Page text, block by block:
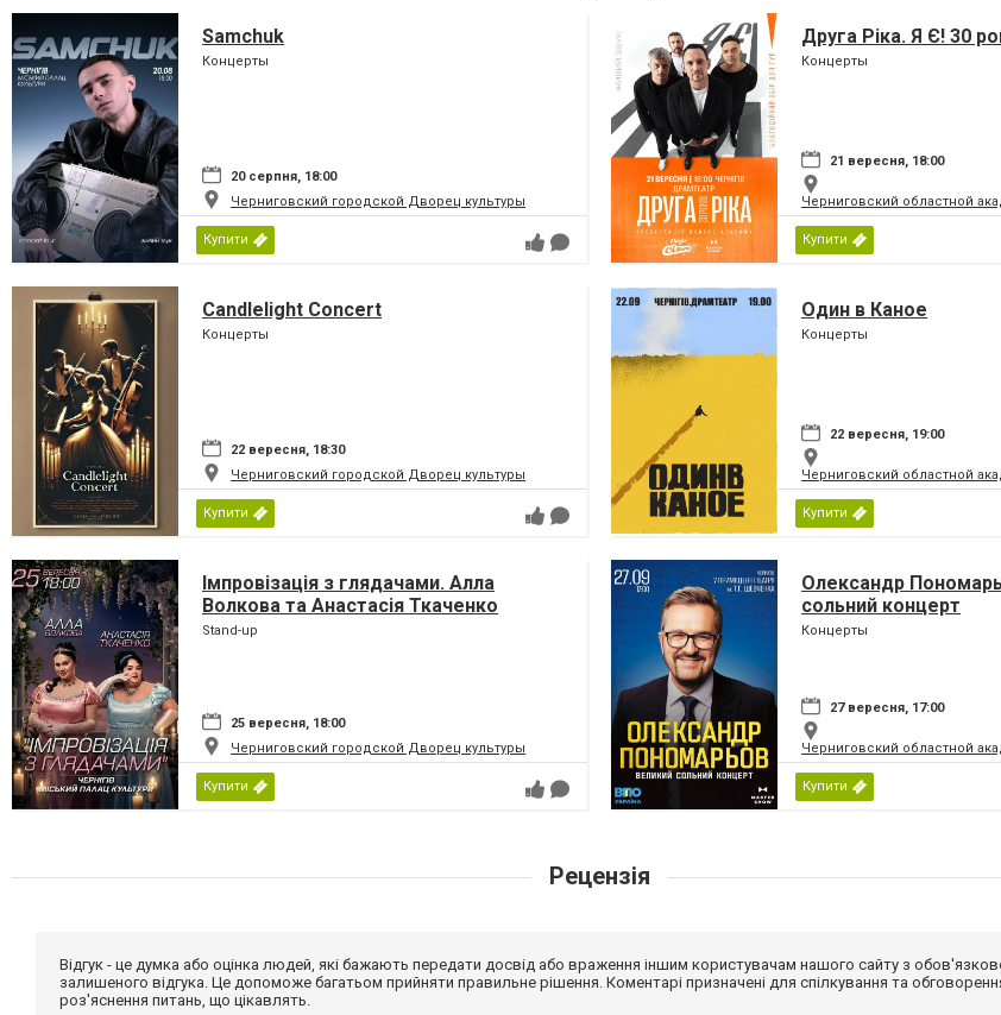
Samchuk
Концерты
20 серпня, 18:00
Черниговский городской Дворец культуры
Купити
Друга Ріка. Я Є! 30
Концерты
21 вересня, 18:00
Черниговский областной
Купити
Candlelight Concert
Концерты
22 вересня, 18:30
Черниговский городской Дворец культуры
Купити
Один в Каное
Концерты
22 вересня, 19:00
Черниговский областной
Купити
Імпровізація з глядачами. Алла
Волкова та Анастасія Ткаченко
Stand-up
25 вересня, 18:00
Черниговский городской Дворец культуры
Купити
Олександр
сольний концерт
Концерты
27 вересня, 17:00
Черниговский областной
Купити
Рецензія
Відгук - це думка або оцінка людей, які бажають передати досвід або враження іншим користувачам нашого сайту з
залишеного відгука. Це допоможе багатьом прийняти правильне рішення. Коментарі призначені для спілкування та
роз'яснення питань, що цікавлять.